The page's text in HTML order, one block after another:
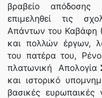
βραβείο απόδοσης
επιμεληθεί τις
Απάντων του Καβάφη
και πολλών έργων,
του πατέρα του,
πλατωνική Απολογία
και ιστορικό
βασικές